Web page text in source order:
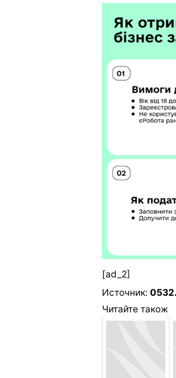
[ad_2]
Источник:
Читайте також